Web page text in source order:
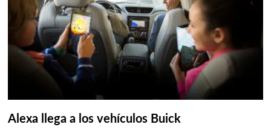
Alexa llega a los vehículos Buick